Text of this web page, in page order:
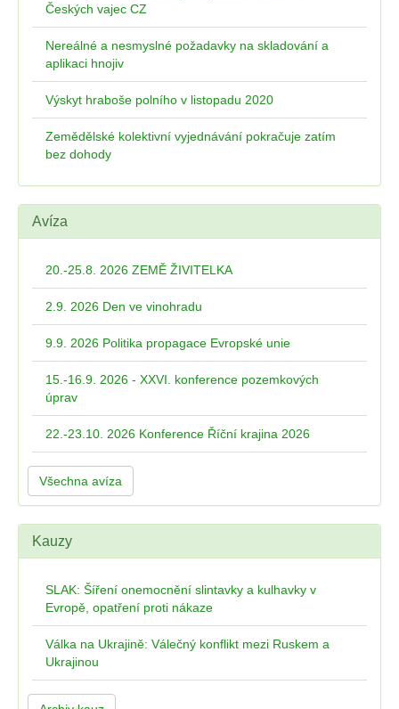
Českých vajec CZ
Nereálné a nesmyslné požadavky na skladování a
aplikaci hnojiv
Výskyt hraboše polního v listopadu 2020
Zemědělské kolektivní vyjednávání pokračuje zatím
bez dohody
Avíza
20.-25.8. 2026 ZEMĚ ŽIVITELKA
2.9. 2026 Den ve vinohradu
9.9. 2026 Politika propagace Evropské unie
15.-16.9. 2026 - XXVI. konference pozemkových
úprav
22.-23.10. 2026 Konference Říční krajina 2026
Všechna avíza
Kauzy
SLAK: Šíření onemocnění slintavky a kulhavky v
Evropě, opatření proti nákaze
Válka na Ukrajině: Válečný konflikt mezi Ruskem a
Ukrajinou